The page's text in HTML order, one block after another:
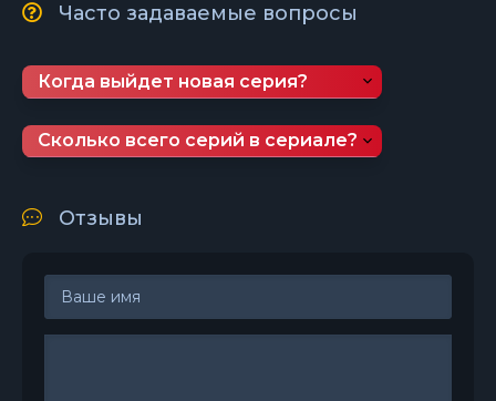
Часто задаваемые вопросы
Когда выйдет новая серия?
Сколько всего серий в сериале?
Отзывы